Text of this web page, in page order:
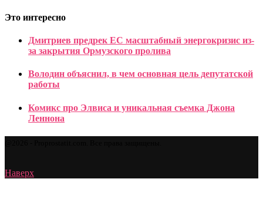
Это интересно
Дмитриев предрек ЕС масштабный энергокризис из-
за закрытия Ормузского пролива
Володин объяснил, в чем основная цель депутатской
работы
Комикс про Элвиса и уникальная съемка Джона
Леннона
Наверх